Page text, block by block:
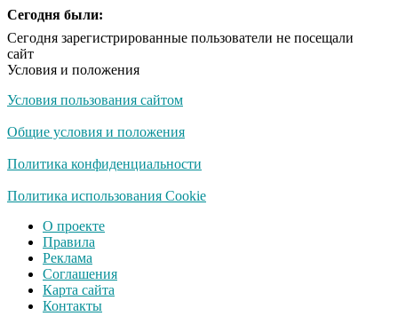
Скрытая камера на
люди вытворяют, когда
Ролик длится
смеяться вы будете
Королева вагона
оставит равнодушным
Экс-бойфренд дочери
Борисовой душил ее
из-за макарон
Сегодня были:
Сегодня зарегистрированные пользователи не посещали
сайт
Условия и положения
Условия пользования сайтом
Общие условия и положения
Политика конфиденциальности
Политика использования Cookie
О проекте
Правила
Реклама
Соглашения
Карта сайта
Контакты